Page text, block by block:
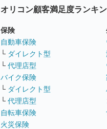
オリコン顧客満足度ランキ
保険
自動車保険
└ ダイレクト型
└ 代理店型
バイク保険
└ ダイレクト型
└ 代理店型
自転車保険
火災保険